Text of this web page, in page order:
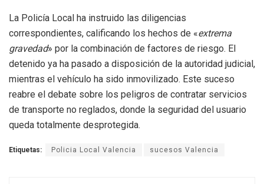
La Policía Local ha instruido las diligencias
correspondientes, calificando los hechos de «extrema
gravedad» por la combinación de factores de riesgo. El
detenido ya ha pasado a disposición de la autoridad judicial,
mientras el vehículo ha sido inmovilizado. Este suceso
reabre el debate sobre los peligros de contratar servicios
de transporte no reglados, donde la seguridad del usuario
queda totalmente desprotegida.
Etiquetas: Policia Local Valencia sucesos Valencia